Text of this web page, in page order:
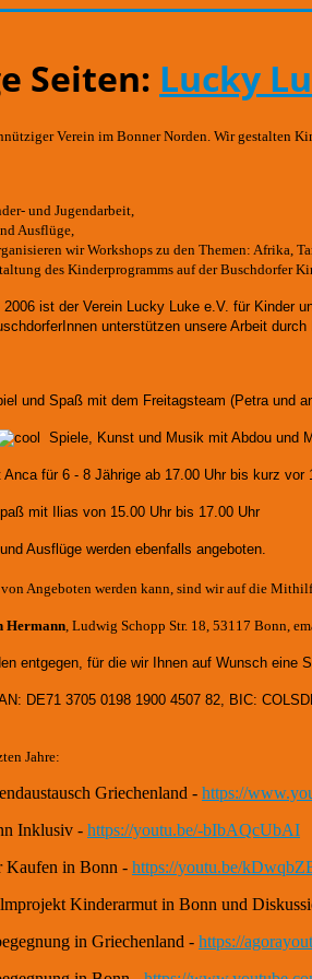
Seiten: Lucky
Verein im Bonner Norden. Wir gestalten
und Jugendarbeit,
Ausflüge,
wir Workshops zu den Themen: Afrika,
des Kinderprogramms auf der Buschdorfer
ist der Verein Lucky Luke e.V. für Kinder
unterstützen unsere Arbeit
und Spaß mit dem Freitagsteam (Petra und
Spiele, Kunst und Musik mit Abdou und
Anca für 6 - 8 Jährige ab 17.00 Uhr bis kurz vor
mit Ilias von 15.00 Uhr bis 17.00 Uhr
Ausflüge werden ebenfalls angeboten.
Angeboten werden kann, sind wir auf die
Hermann , Ludwig Schopp Str. 18, 53117 Bonn,
entgegen, für die wir Ihnen auf Wunsch
DE71 3705 0198 1900 4507 82, BIC:
Jahre:
Griechenland - https://
Inklusiv - https://youtu.be/-bIbAQcUbAI
Kaufen in Bonn - https://youtu.be/
Kinderarmut in Bonn und
in Griechenland - https://